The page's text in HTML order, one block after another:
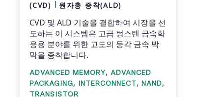
(CVD)
원자층 증착(ALD)
CVD 및 ALD 기술을 결합하여 시장을 선
도하는 이 시스템은 고급 텅스텐 금속화
응용 분야를 위한 고도의 등각 금속 박
막을 증착합니다.
ADVANCED MEMORY, ADVANCED
PACKAGING, INTERCONNECT, NAND,
TRANSISTOR